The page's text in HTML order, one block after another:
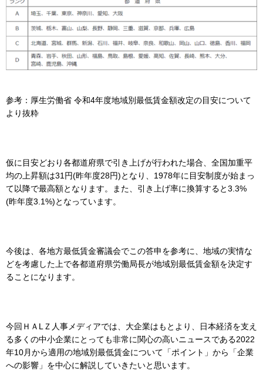
参考：厚生労働省 令和4年度地域別最低賃金額改定の目安について
より抜粋
仮に目安どおり各都道府県で引き上げが行われた場合、全国加重平
均の上昇額は31円(昨年度28円)となり、1978年に目安制度が始まっ
て以降で最高額となります。また、引き上げ率に換算すると3.3%
(昨年度3.1%)となっています。
今後は、各地方最低賃金審議会でこの答申を参考に、地域の実情な
どを考慮した上で各都道府県労働局長が地域別最低賃金額を決定す
ることになります。
今回ＨＡLＺ人事メディアでは、大企業はもとより、日本経済を支え
る多くの中小企業にとっても非常に関心の高いニュースである2022
年10月から適用の地域別最低賃金について「ポイント」から「企業
への影響」を中心に解説していきたいと思います。